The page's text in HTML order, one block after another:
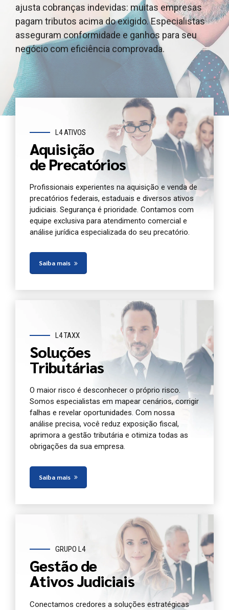
outros ativos judiciais, garantindo segurança
jurídica e agilidade. Oferecemos atendimento e
análise completa para você antecipar seu crédito
com segurança.
ajusta cobranças indevidas: muitas empresas
pagam tributos acima do exigido. Especialistas
asseguram conformidade e ganhos para seu
negócio com eficiência comprovada.
e outros ativos judiciais, garantindo segurança e
agilidade. Oferecemos atendimento dedicado e
análise jurídica completa do seu precatório
agora.
L4 ATIVOS
Aquisição
de Precatórios
Profissionais experientes na aquisição e venda de
precatórios federais, estaduais e diversos ativos
judiciais. Segurança é prioridade. Contamos com
equipe exclusiva para atendimento comercial e
análise jurídica especializada do seu precatório.
Saiba mais
L4 TAXX
Soluções
Tributárias
O maior risco é desconhecer o próprio risco.
Somos especialistas em mapear cenários, corrigir
falhas e revelar oportunidades. Com nossa
análise precisa, você reduz exposição fiscal,
aprimora a gestão tributária e otimiza todas as
obrigações da sua empresa.
Saiba mais
GRUPO L4
Gestão de
Ativos Judiciais
Conectamos credores a soluções estratégicas